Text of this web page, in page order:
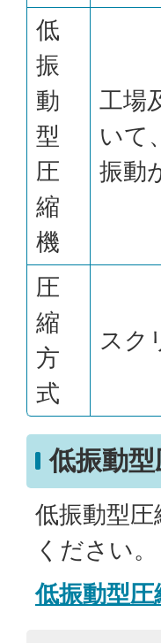
低
振
動
型
圧
縮
機
工場
いて
振動
圧
縮
方
式
スク
低振動
低振動型
ください。
低振動型